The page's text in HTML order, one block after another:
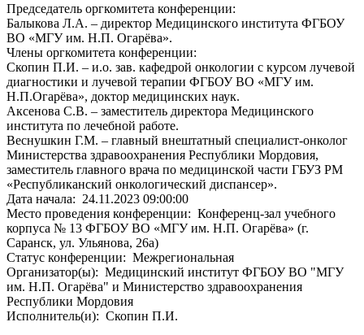
Председатель оргкомитета конференции:
Балыкова Л.А. – директор Медицинского института ФГБОУ
ВО «МГУ им. Н.П. Огарёва».
Члены оргкомитета конференции:
Скопин П.И. – и.о. зав. кафедрой онкологии с курсом лучевой
диагностики и лучевой терапии ФГБОУ ВО «МГУ им.
Н.П.Огарёва», доктор медицинских наук.
Аксенова С.В. – заместитель директора Медицинского
института по лечебной работе.
Веснушкин Г.М. – главный внештатный специалист-онколог
Министерства здравоохранения Республики Мордовия,
заместитель главного врача по медицинской части ГБУЗ РМ
«Республиканский онкологический диспансер».
Дата начала: 24.11.2023 09:00:00
Место проведения конференции: Конференц-зал учебного
корпуса № 13 ФГБОУ ВО «МГУ им. Н.П. Огарёва» (г.
Саранск, ул. Ульянова, 26а)
Статус конференции: Межрегиональная
Организатор(ы): Медицинский институт ФГБОУ ВО "МГУ
им. Н.П. Огарёва" и Министерство здравоохранения
Республики Мордовия
Исполнитель(и): Скопин П.И.